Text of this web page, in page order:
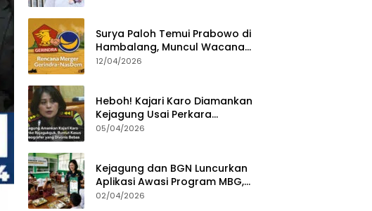
Surya Paloh Temui Prabowo di
Hambalang, Muncul Wacana
Penggabungan NasDem dan
12/04/2026
Heboh! Kajari Karo Diamankan
Kejagung Usai Perkara
Videografer Divonis Bebas
05/04/2026
Kejagung dan BGN Luncurkan
Aplikasi Awasi Program MBG,
Begini Cara Lapornya
02/04/2026